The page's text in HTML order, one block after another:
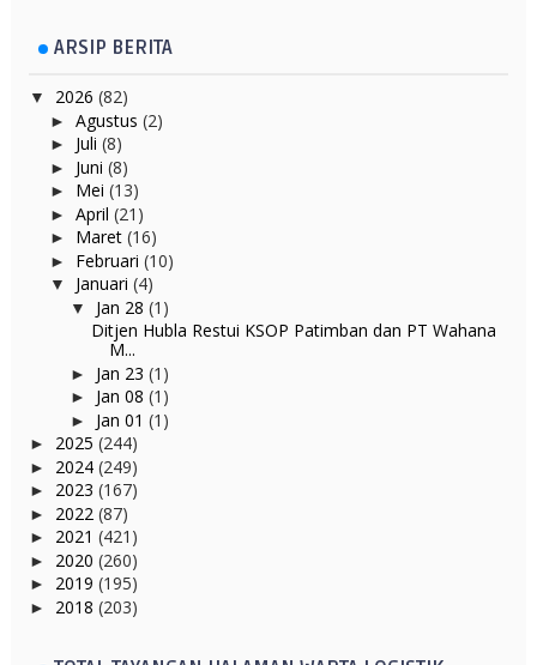
ARSIP BERITA
▼ 2026 (82)
► Agustus (2)
► Juli (8)
► Juni (8)
► Mei (13)
► April (21)
► Maret (16)
► Februari (10)
▼ Januari (4)
▼ Jan 28 (1)
Ditjen Hubla Restui KSOP Patimban dan PT Wahana
M...
► Jan 23 (1)
► Jan 08 (1)
► Jan 01 (1)
► 2025 (244)
► 2024 (249)
► 2023 (167)
► 2022 (87)
► 2021 (421)
► 2020 (260)
► 2019 (195)
► 2018 (203)